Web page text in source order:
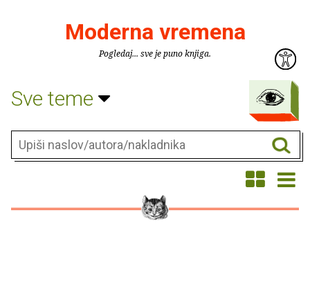
Moderna vremena
Pogledaj... sve je puno knjiga.
Sve teme